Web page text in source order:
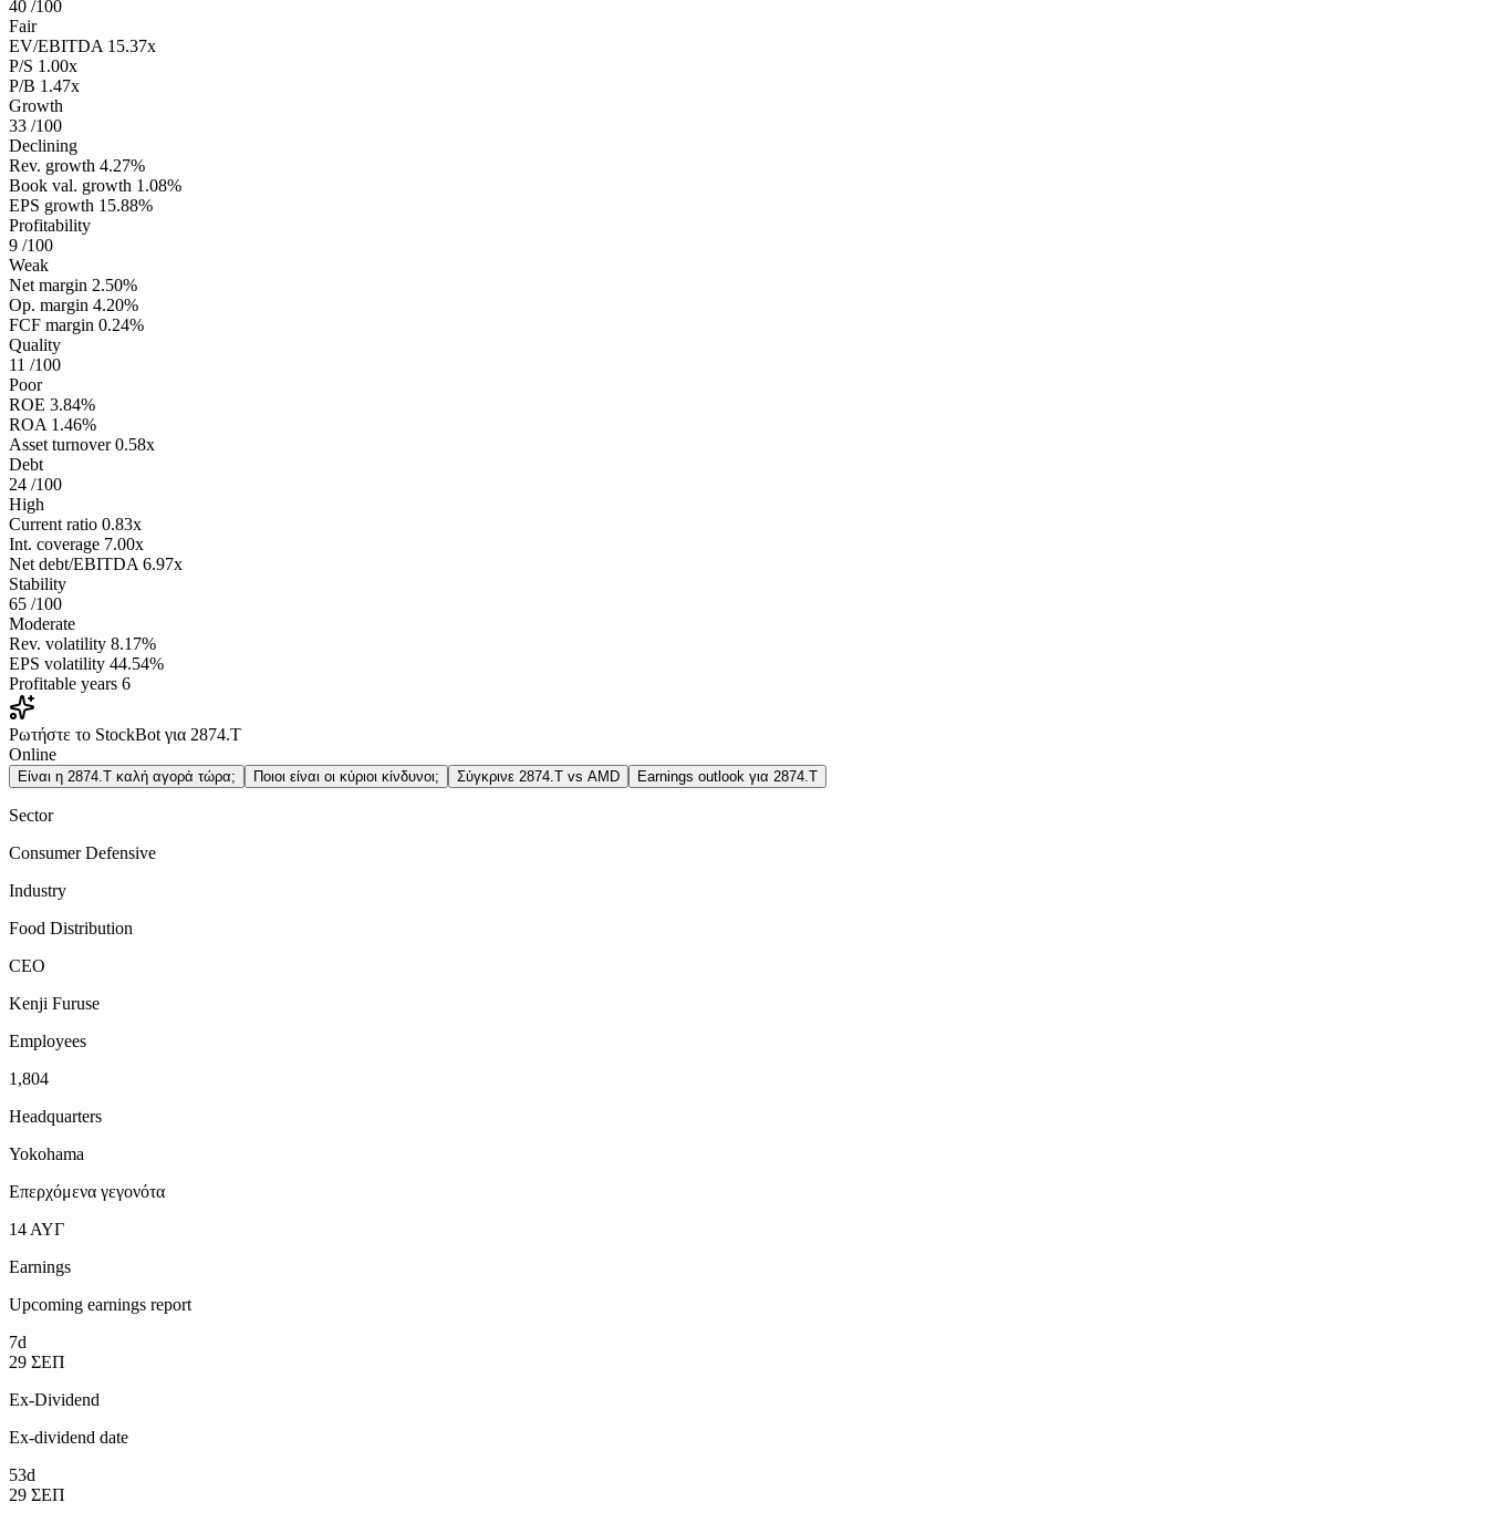
40 /100
Fair
EV/EBITDA 15.37x
P/S 1.00x
P/B 1.47x
Growth
33 /100
Declining
Rev. growth 4.27%
Book val. growth 1.08%
EPS growth 15.88%
Profitability
9 /100
Weak
Net margin 2.50%
Op. margin 4.20%
FCF margin 0.24%
Quality
11 /100
Poor
ROE 3.84%
ROA 1.46%
Asset turnover 0.58x
Debt
24 /100
High
Current ratio 0.83x
Int. coverage 7.00x
Net debt/EBITDA 6.97x
Stability
65 /100
Moderate
Rev. volatility 8.17%
EPS volatility 44.54%
Profitable years 6
Ρωτήστε το StockBot για 2874.T
Online
Είναι η 2874.T καλή αγορά τώρα; Ποιοι είναι οι κύριοι κίνδυνοι; Σύγκρινε 2874.T vs AMD Earnings outlook για 2874.T
Sector
Consumer Defensive
Industry
Food Distribution
CEO
Kenji Furuse
Employees
1,804
Headquarters
Yokohama
Επερχόμενα γεγονότα
14 ΑΥΓ
Earnings
Upcoming earnings report
7d
29 ΣΕΠ
Ex-Dividend
Ex-dividend date
53d
29 ΣΕΠ